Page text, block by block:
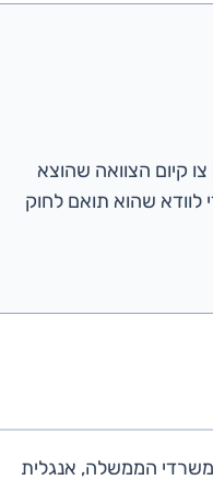
קיום הצוואה שהוצא
שהוא תואם לחוק
הממשלה, אנגלית